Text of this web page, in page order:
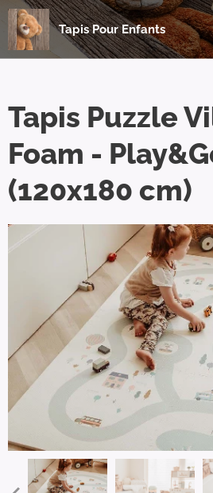
Tapis Pour Enfants
Tapis Puzzle
Foam -
(120x180 cm)